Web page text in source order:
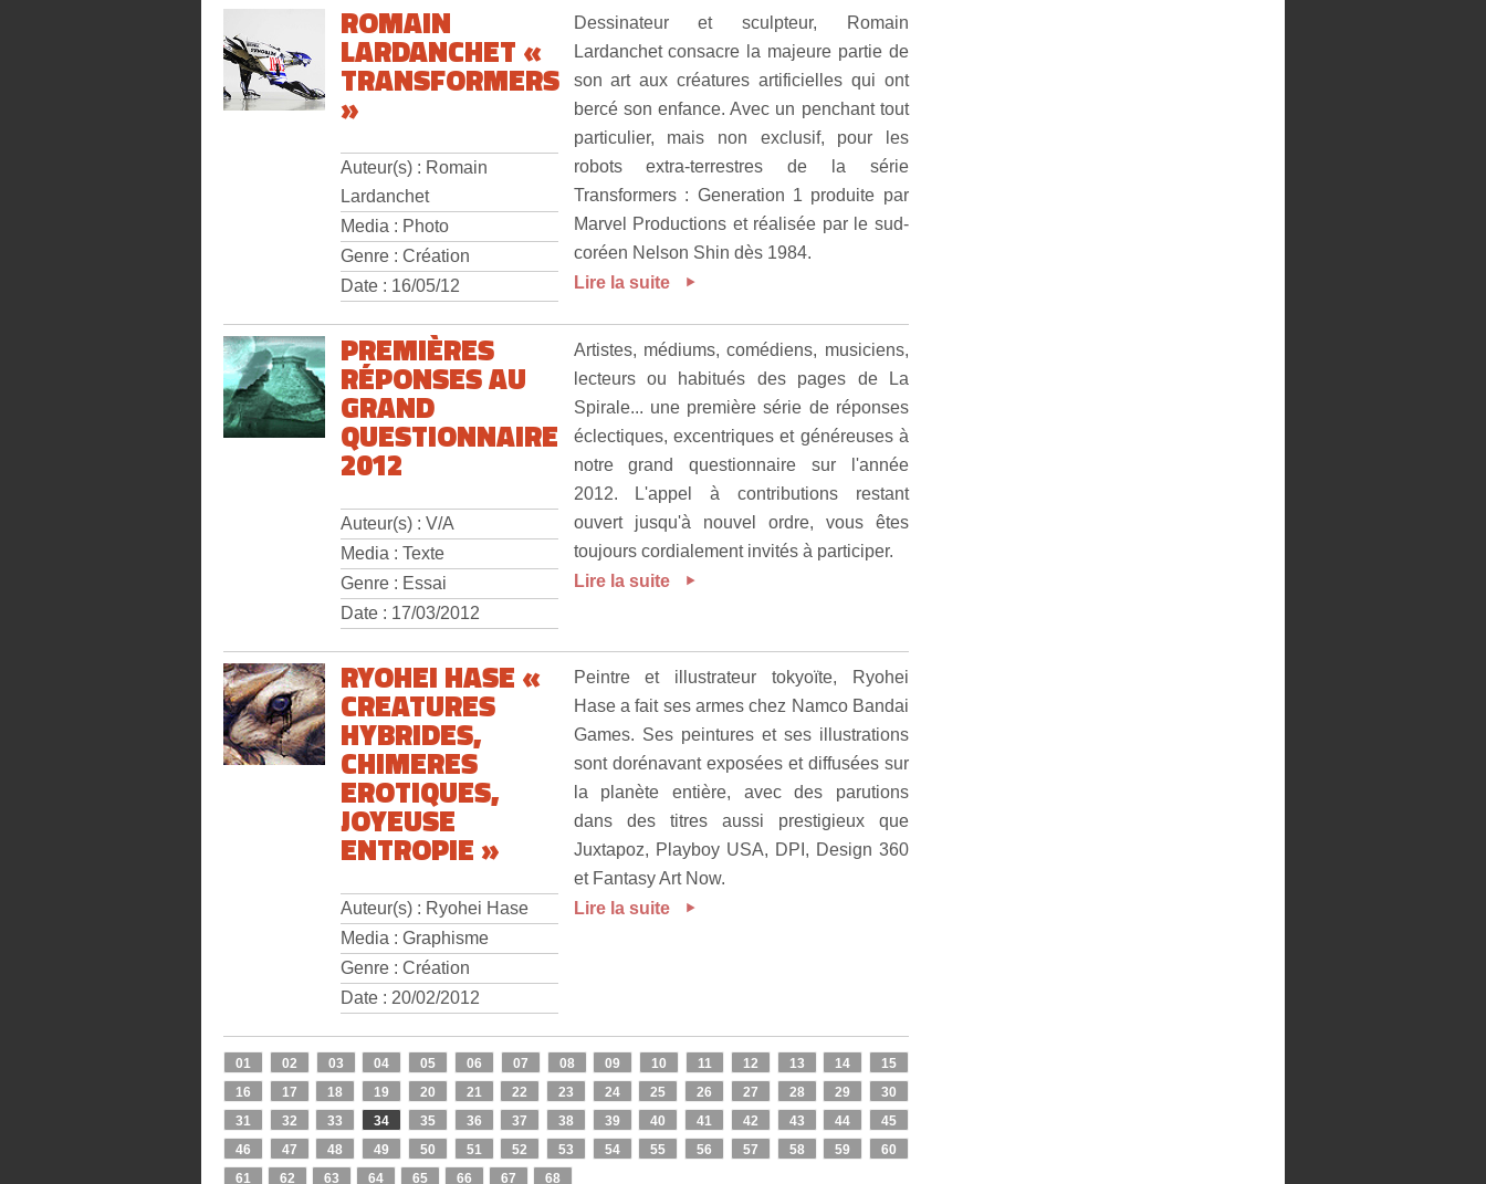
ROMAIN
LARDANCHET «
TRANSFORMERS
»
Auteur(s) : Romain
Lardanchet
Media : Photo
Genre : Création
Date : 16/05/12
Dessinateur et sculpteur, Romain
Lardanchet consacre la majeure partie de
son art aux créatures artificielles qui ont
bercé son enfance. Avec un penchant tout
particulier, mais non exclusif, pour les
robots extra-terrestres de la série
Transformers : Generation 1 produite par
Marvel Productions et réalisée par le sud-
coréen Nelson Shin dès 1984.
Lire la suite
PREMIÈRES
RÉPONSES AU
GRAND
QUESTIONNAIRE
2012
Auteur(s) : V/A
Media : Texte
Genre : Essai
Date : 17/03/2012
Artistes, médiums, comédiens, musiciens,
lecteurs ou habitués des pages de La
Spirale... une première série de réponses
éclectiques, excentriques et généreuses à
notre grand questionnaire sur l'année
2012. L'appel à contributions restant
ouvert jusqu'à nouvel ordre, vous êtes
toujours cordialement invités à participer.
Lire la suite
RYOHEI HASE «
CREATURES
HYBRIDES,
CHIMERES
EROTIQUES,
JOYEUSE
ENTROPIE »
Auteur(s) : Ryohei Hase
Media : Graphisme
Genre : Création
Date : 20/02/2012
Peintre et illustrateur tokyoïte, Ryohei
Hase a fait ses armes chez Namco Bandai
Games. Ses peintures et ses illustrations
sont dorénavant exposées et diffusées sur
la planète entière, avec des parutions
dans des titres aussi prestigieux que
Juxtapoz, Playboy USA, DPI, Design 360
et Fantasy Art Now.
Lire la suite
01 02 03 04 05 06 07 08 09 10 11 12 13 14
15
16
17 18 19 20 21 22 23 24 25 26 27 28 29
30
31
32 33 34 35 36 37 38 39 40 41 42 43 44
45
46
47 48 49 50 51 52 53 54 55 56 57 58 59
60
61
62 63 64 65 66 67 68